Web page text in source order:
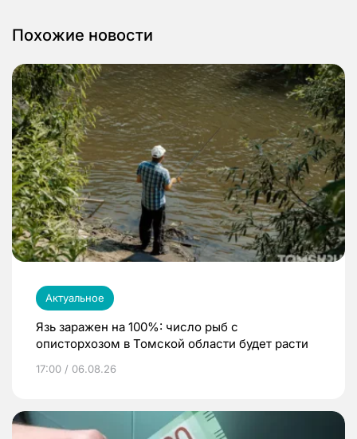
Похожие новости
Актуальное
Язь заражен на 100%: число рыб с
описторхозом в Томской области будет расти
17:00 / 06.08.26